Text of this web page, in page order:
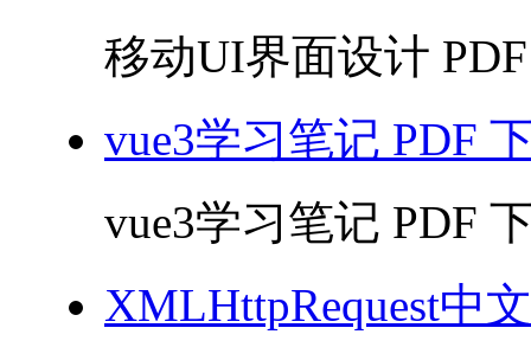
移动UI界面设计
vue3学习笔记 PDF
vue3学习笔记 PDF
XMLHttpRequest中